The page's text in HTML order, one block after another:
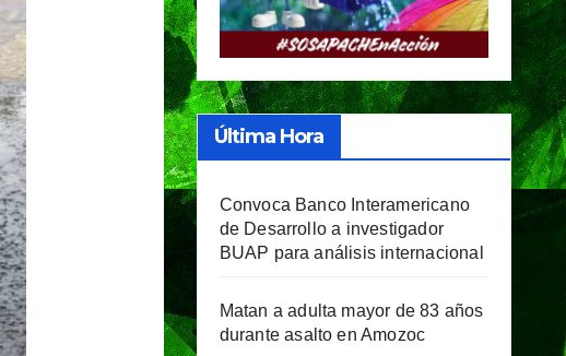
Última Hora
Convoca Banco Interamericano
de Desarrollo a investigador
BUAP para análisis internacional
Matan a adulta mayor de 83 años
durante asalto en Amozoc